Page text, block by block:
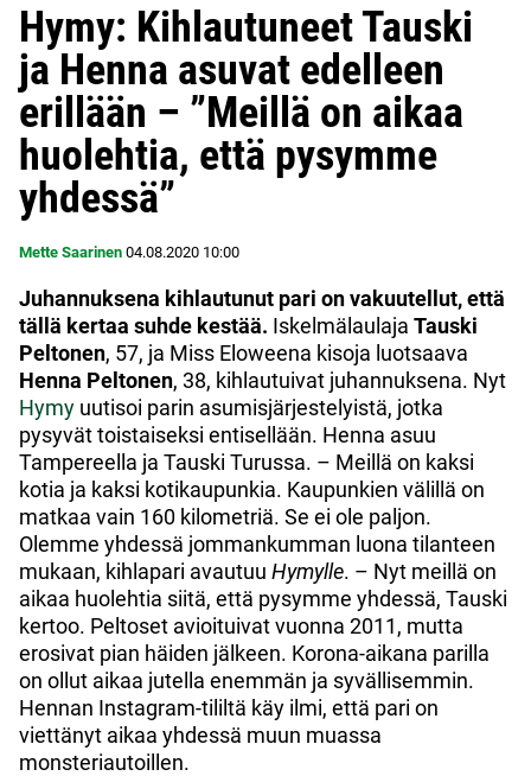
Hymy: Kihlautuneet Tauski
ja Henna asuvat edelleen
erillään – ”Meillä on aikaa
huolehtia, että pysymme
yhdessä”
Mette Saarinen 04.08.2020 10:00
Juhannuksena kihlautunut pari on vakuutellut, että
tällä kertaa suhde kestää. Iskelmälaulaja Tauski
Peltonen, 57, ja Miss Eloweena kisoja luotsaava
Henna Peltonen, 38, kihlautuivat juhannuksena. Nyt
Hymy uutisoi parin asumisjärjestelyistä, jotka
pysyvät toistaiseksi entisellään. Henna asuu
Tampereella ja Tauski Turussa. – Meillä on kaksi
kotia ja kaksi kotikaupunkia. Kaupunkien välillä on
matkaa vain 160 kilometriä. Se ei ole paljon.
Olemme yhdessä jommankumman luona tilanteen
mukaan, kihlapari avautuu Hymylle. – Nyt meillä on
aikaa huolehtia siitä, että pysymme yhdessä, Tauski
kertoo. Peltoset avioituivat vuonna 2011, mutta
erosivat pian häiden jälkeen. Korona-aikana parilla
on ollut aikaa jutella enemmän ja syvällisemmin.
Hennan Instagram-tililtä käy ilmi, että pari on
viettänyt aikaa yhdessä muun muassa
monsteriautoillen.